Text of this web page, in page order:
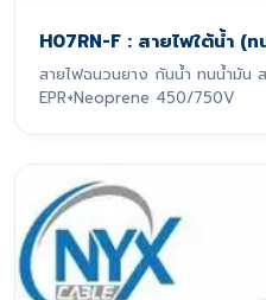
H07RN-F : สายไฟใต้น้ำ (ท
สายไฟฉนวนยาง กันน้ำ ทนน้ำมัน
EPR+Neoprene 450/750V